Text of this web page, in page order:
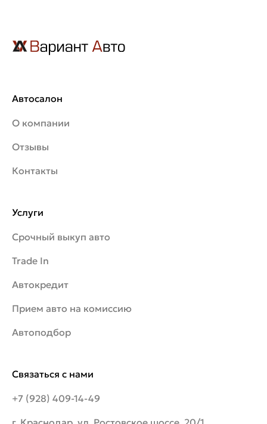
Автосалон
О компании
Отзывы
Контакты
Связаться с нами
+7 (928) 409-14-49
Услуги
Срочный выкуп авто
Trade In
Автокредит
Прием авто на комиссию
Автоподбор